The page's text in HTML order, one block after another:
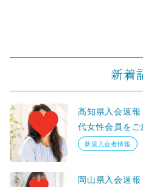
新着
高知県入会速
代女性会員をご
新規入会者情報
岡山県入会速